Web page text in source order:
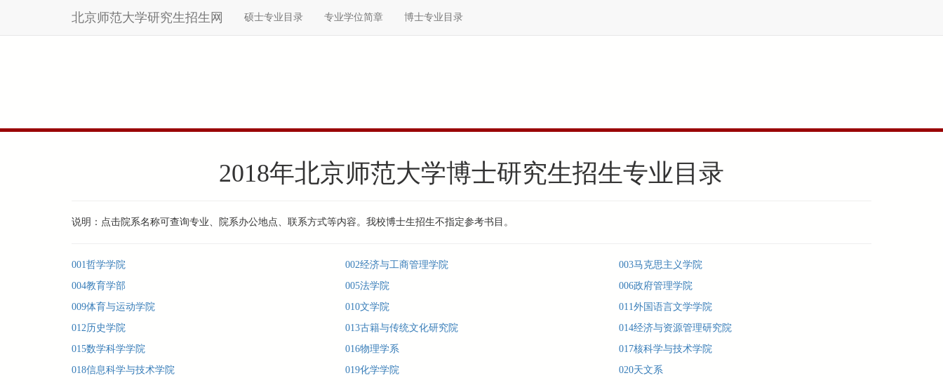
北京师范大学研究生招生网 硕士专业目录 专业学位简章 博士专业目录
2018年北京师范大学博士研究生招生专业目录
说明：点击院系名称可查询专业、院系办公地点、联系方式等内容。我校博士生招生不指定参考书目。
001哲学学院 002经济与工商管理学院
003马克思主义学院
004教育学部
005法学院
006政府管理学院
009体育与运动学院
010文学院
011外国语言文学学院
012历史学院
013古籍与传统文化研究院
014经济与资源管理研究院
015数学科学学院
016物理学系
017核科学与技术学院
018信息科学与技术学院
019化学学院
020天文系